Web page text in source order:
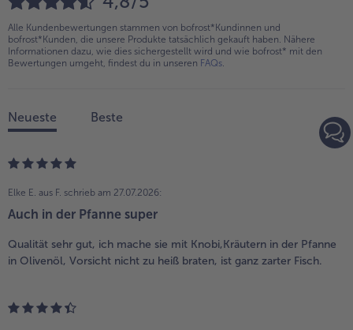
Alle Kundenbewertungen stammen von bofrost*Kundinnen und
bofrost*Kunden, die unsere Produkte tatsächlich gekauft haben. Nähere
Informationen dazu, wie dies sichergestellt wird und wie bofrost* mit den
Bewertungen umgeht, findest du in unseren FAQs
Neueste Beste
Elke E. aus F. schrieb am 27.07.2026:
Auch in der Pfanne super
Qualität sehr gut, ich mache sie mit Knobi,Kräutern in der Pfanne
in Olivenöl, Vorsicht nicht zu heiß braten, ist ganz zarter Fisch.